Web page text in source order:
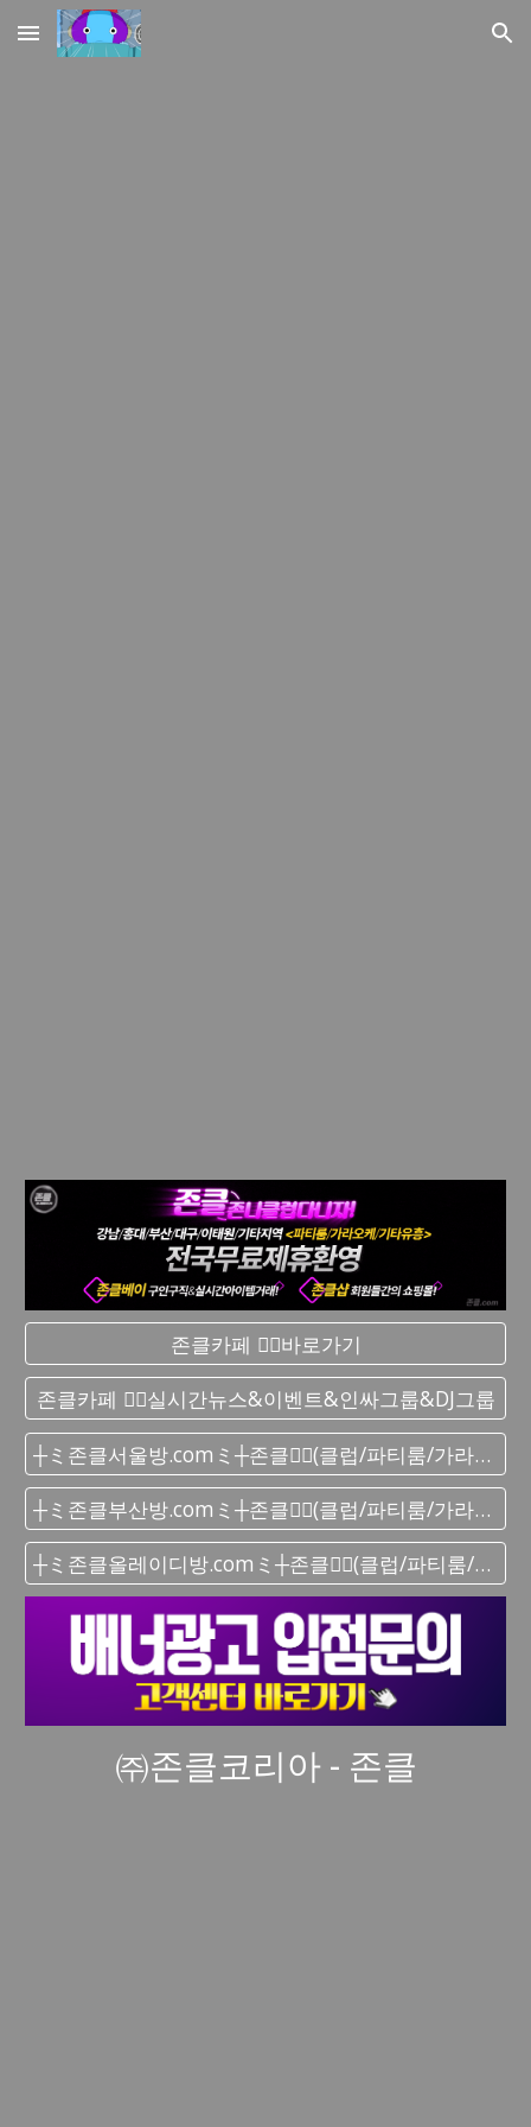
Skip to main content Skip to navigation
존클카페 ❤️‍🔥바로가기
존클카페 ❤️‍🔥실시간 뉴스&이벤트&인싸그룹&DJ그룹
┼ミ존클서울방.comミ┼존클❤️‍🔥(클럽/파티룸/가라오케) - 단톡방
┼ミ존클부산방.comミ┼존클❤️‍🔥(클럽/파티룸/가라오케) - 단톡방
┼ミ존클올레이디방.comミ┼존클❤️‍🔥(클럽/파티룸/가라오케) - 단톡방
㈜존클코리아 - 존클